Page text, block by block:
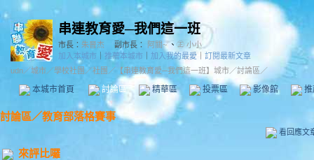
串連教育愛─我們這一班
市長： 朱晉杰 副市長： 阿關~、 ㊣ 小小
加入本城市
推薦本城市 加入我的最愛
訂閱最新文章
udn／城市／學校社團 ／社團 ／ 【串連教育愛─我們這一班】城市／討論區／
本城市首頁 討論區 精華區 投票區 影像館
討論區／教育部落格賽事
看回應文
來評比囉